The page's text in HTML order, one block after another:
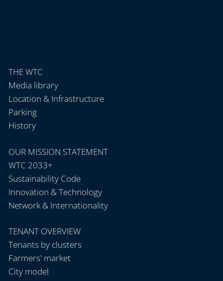
THE WTC
Media library
Location & Infrastructure
Parking
History
OUR MISSION STATEMENT
WTC 2033+
Sustainability Code
Innovation & Technology
Network & Internationality
TENANT OVERVIEW
Tenants by clusters
Farmers' market
City model